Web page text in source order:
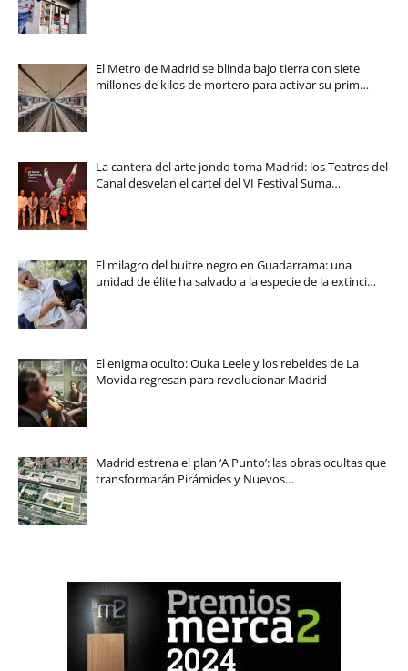
El Metro de Madrid se blinda bajo tierra con siete
millones de kilos de mortero para activar su prim…
La cantera del arte jondo toma Madrid: los Teatros del
Canal desvelan el cartel del VI Festival Suma…
El milagro del buitre negro en Guadarrama: una
unidad de élite ha salvado a la especie de la extinci…
El enigma oculto: Ouka Leele y los rebeldes de La
Movida regresan para revolucionar Madrid
Madrid estrena el plan ‘A Punto’: las obras ocultas que
transformarán Pirámides y Nuevos…